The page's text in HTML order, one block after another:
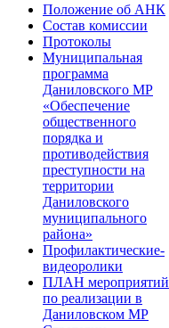
Положение об АНК
Состав комиссии
Протоколы
Муниципальная
программа
Даниловского МР
«Обеспечение
общественного
порядка и
противодействия
преступности на
территории
Даниловского
муниципального
района»
Профилактические-
видеоролики
ПЛАН мероприятий
по реализации в
Даниловском МР